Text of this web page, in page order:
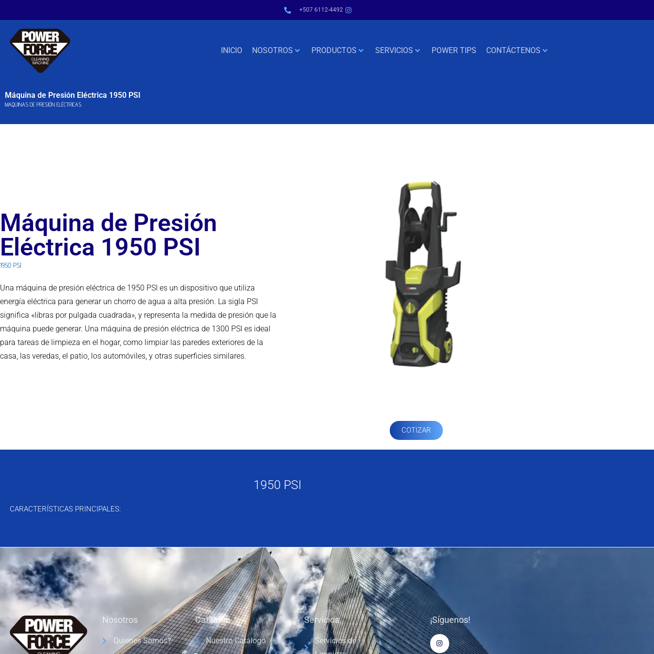
+507 6112-4492
INICIO NOSOTROS PRODUCTOS SERVICIOS POWER TIPS CONTÁCTENOS
Máquina de Presión Eléctrica 1950 PSI
MAQUINAS DE PRESIÓN ELÉCTRICAS
Máquina de Presión
Eléctrica 1950 PSI
1950 PSI
Una máquina de presión eléctrica de 1950 PSI es un dispositivo que utiliza
energía eléctrica para generar un chorro de agua a alta presión. La sigla PSI
significa «libras por pulgada cuadrada», y representa la medida de presión que la
máquina puede generar. Una máquina de presión eléctrica de 1300 PSI es ideal
para tareas de limpieza en el hogar, como limpiar las paredes exteriores de la
casa, las veredas, el patio, los automóviles, y otras superficies similares.
COTIZAR
1950 PSI
CARACTERÍSTICAS PRINCIPALES:
Nosotros
Quienes Somos?
Catálogo
Nuestro Catálogo
Servicios
Servicios de
¡Síguenos!